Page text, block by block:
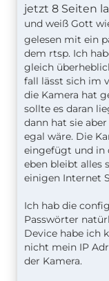
jetzt 8 Seiten
und weiß Gott
gelesen mit ein
dem rtsp. Ich
gleich
fall lässt sich im
die Kamera hat
sollte es daran
dann hat sie
egal wäre. Die
eingefügt und in
eben bleibt alles
einigen Internet
Ich hab die
Passwörter
Device habe ich
nicht mein IP
der Kamera.